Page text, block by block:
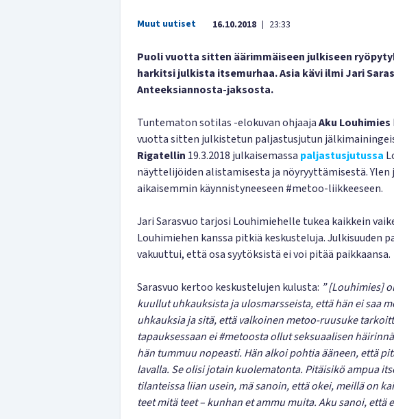
Muut uutiset 16.10.2018 | 23:33
Puoli vuotta sitten äärimmäiseen julkiseen
harkitsi julkista itsemurhaa. Asia kävi ilmi Jari
Anteeksiannosta-jaksosta.
Tuntematon sotilas -elokuvan ohjaajaAku Louhimies
vuotta sitten julkistetun paljastusjutun
Rigatellin 19.3.2018 julkaisemassa paljastusjutussa
näyttelijöiden alistamisesta ja nöyryyttämisestä.
aikaisemmin käynnistyneeseen #metoo-liikkeeseen.
Jari Sarasvuo tarjosi Louhimiehelle tukea kaikkein
Louhimiehen kanssa pitkiä keskusteluja. Julkisuuden
vakuuttui, että osa syytöksistä ei voi pitää paikkaansa.
Sarasvuo kertoo keskustelujen kulusta: ” [Louhimies]
kuullut uhkauksista ja ulosmarsseista, että hän ei saa
uhkauksia ja sitä, että valkoinen metoo-ruusuke
tapauksessaan ei #metoosta ollut seksuaalisen
hän tummuu nopeasti. Hän alkoi pohtia ääneen, että
lavalla. Se olisi jotain kuolematonta. Pitäisikö ampua
tilanteissa liian usein, mä sanoin, että okei, meillä on
teet mitä teet – kunhan et ammu muita. Aku sanoi, että